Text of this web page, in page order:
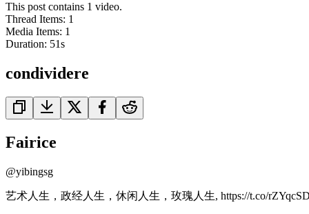
This post contains 1 video.
Thread Items: 1
Media Items: 1
Duration: 51s
condividere
Fairice
@yibingsg
艺术人生，政经人生，休闲人生，玫瑰人生, https://t.co/